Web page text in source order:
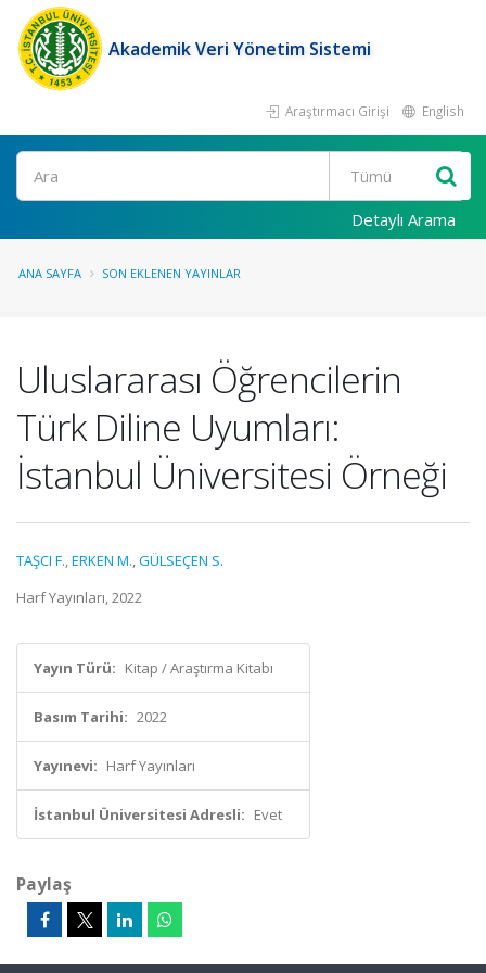
Akademik Veri Yönetim Sistemi
Araştırmacı Girişi English
Ara
Detaylı Arama
ANA SAYFA SON EKLENEN YAYINLAR
Uluslararası Öğrencilerin
Türk Diline Uyumları:
İstanbul Üniversitesi Örneği
TAŞCI F.,ERKEN M.,GÜLSEÇEN S.
Harf Yayınları, 2022
Yayın Türü: Kitap / Araştırma Kitabı
Basım Tarihi: 2022
Yayınevi: Harf Yayınları
İstanbul Üniversitesi Adresli: Evet
Paylaş